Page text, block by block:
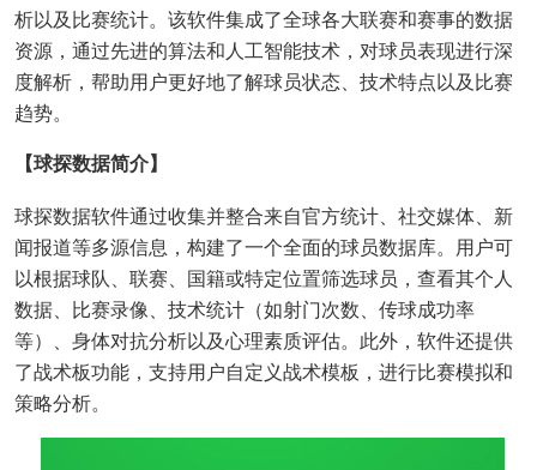
析以及比赛统计。该软件集成了全球各大联赛和赛事的数据
资源，通过先进的算法和人工智能技术，对球员表现进行深
度解析，帮助用户更好地了解球员状态、技术特点以及比赛
趋势。
【球探数据简介】
球探数据软件通过收集并整合来自官方统计、社交媒体、新
闻报道等多源信息，构建了一个全面的球员数据库。用户可
以根据球队、联赛、国籍或特定位置筛选球员，查看其个人
数据、比赛录像、技术统计（如射门次数、传球成功率
等）、身体对抗分析以及心理素质评估。此外，软件还提供
了战术板功能，支持用户自定义战术模板，进行比赛模拟和
策略分析。